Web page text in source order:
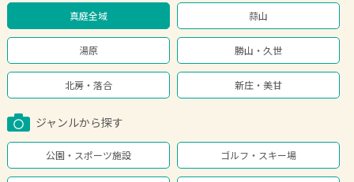
真庭全域 蒜山
湯原 勝山・久世
北房・落合 新庄・美甘
ジャンルから探す
公園・スポーツ施設 ゴルフ・スキー場